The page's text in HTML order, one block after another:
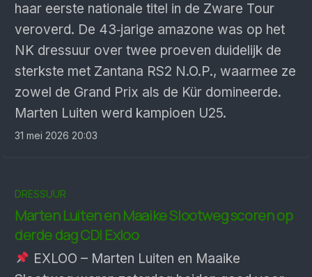
haar eerste nationale titel in de Zware Tour
veroverd. De 43‑jarige amazone was op het
NK dressuur over twee proeven duidelijk de
sterkste met Zantana RS2 N.O.P., waarmee ze
zowel de Grand Prix als de Kür domineerde.
Marten Luiten werd kampioen U25.
31 mei 2026 20:03
DRESSUUR
Marten Luiten en Maaike Slootweg scoren op
derde dag CDI Exloo
EXLOO – Marten Luiten en Maaike